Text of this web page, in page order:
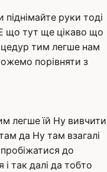
руки тоді
що тут ще цікаво що
тим легше нам
порівняти з
легше їй Ну вивчити
да Ну там взагалі
до
так далі да тобто